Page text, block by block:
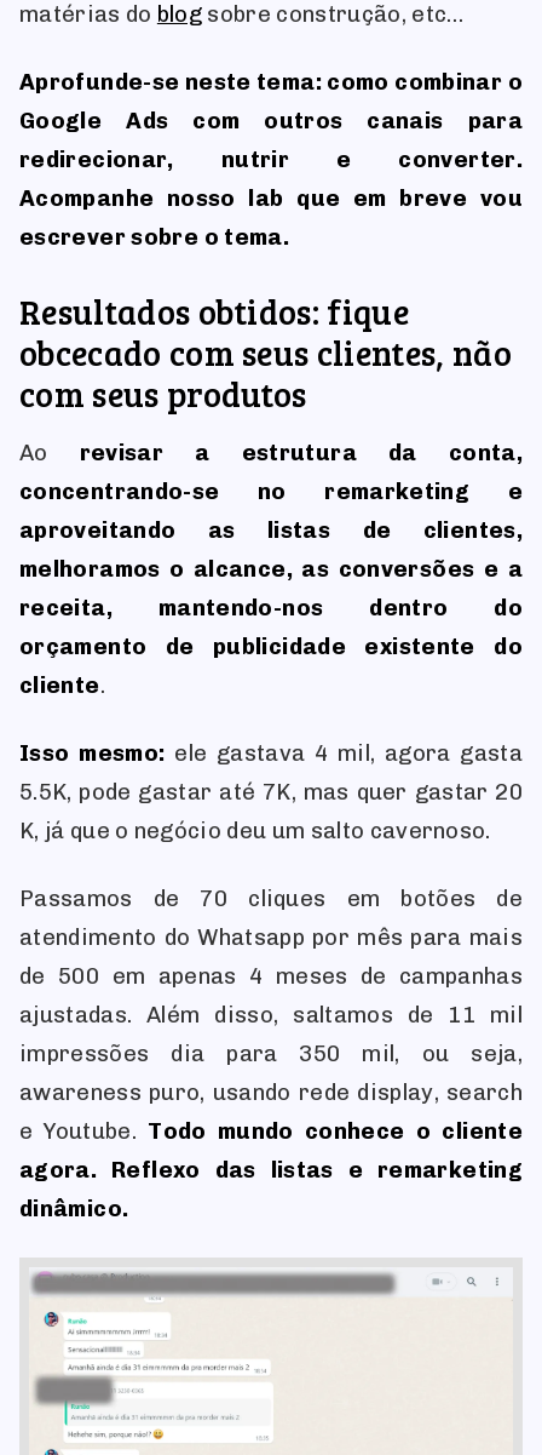
matérias do blog sobre construção, etc…
Aprofunde-se neste tema: como combinar o
Google Ads com outros canais para
redirecionar, nutrir e converter.
Acompanhe nosso lab que em breve vou
escrever sobre o tema.
Resultados obtidos: fique
obcecado com seus clientes, não
com seus produtos
Ao revisar a estrutura da conta,
concentrando-se no remarketing e
aproveitando as listas de clientes,
melhoramos o alcance, as conversões e a
receita, mantendo-nos dentro do
orçamento de publicidade existente do
cliente.
Isso mesmo: ele gastava 4 mil, agora gasta
5.5K, pode gastar até 7K, mas quer gastar 20
K, já que o negócio deu um salto cavernoso.
Passamos de 70 cliques em botões de
atendimento do Whatsapp por mês para mais
de 500 em apenas 4 meses de campanhas
ajustadas. Além disso, saltamos de 11 mil
impressões dia para 350 mil, ou seja,
awareness puro, usando rede display, search
e Youtube. Todo mundo conhece o cliente
agora. Reflexo das listas e remarketing
dinâmico.